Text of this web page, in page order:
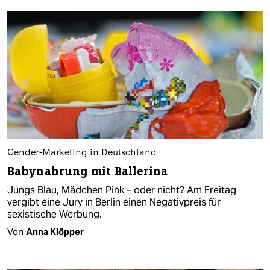
Gender-Marketing in Deutschland
Babynahrung mit Ballerina
Jungs Blau, Mädchen Pink – oder nicht? Am Freitag
vergibt eine Jury in Berlin einen Negativpreis für
sexistische Werbung.
Von Anna Klöpper